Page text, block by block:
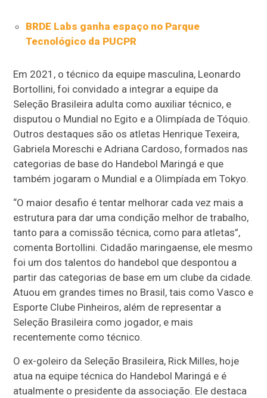
BRDE Labs ganha espaço no Parque
Tecnológico da PUCPR
Em 2021, o técnico da equipe masculina, Leonardo
Bortollini, foi convidado a integrar a equipe da
Seleção Brasileira adulta como auxiliar técnico, e
disputou o Mundial no Egito e a Olimpíada de Tóquio.
Outros destaques são os atletas Henrique Texeira,
Gabriela Moreschi e Adriana Cardoso, formados nas
categorias de base do Handebol Maringá e que
também jogaram o Mundial e a Olimpíada em Tokyo.
“O maior desafio é tentar melhorar cada vez mais a
estrutura para dar uma condição melhor de trabalho,
tanto para a comissão técnica, como para atletas”,
comenta Bortollini. Cidadão maringaense, ele mesmo
foi um dos talentos do handebol que despontou a
partir das categorias de base em um clube da cidade.
Atuou em grandes times no Brasil, tais como Vasco e
Esporte Clube Pinheiros, além de representar a
Seleção Brasileira como jogador, e mais
recentemente como técnico.
O ex-goleiro da Seleção Brasileira, Rick Milles, hoje
atua na equipe técnica do Handebol Maringá e é
atualmente o presidente da associação. Ele destaca